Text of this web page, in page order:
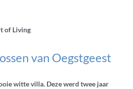
of Living
van Oegstgeest
witte villa. Deze werd twee jaar